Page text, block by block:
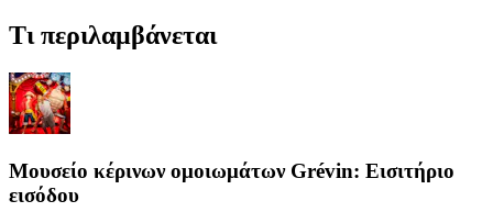
Τι περιλαμβάνεται
Μουσείο κέρινων ομοιωμάτων Grévin: Εισιτήριο
εισόδου